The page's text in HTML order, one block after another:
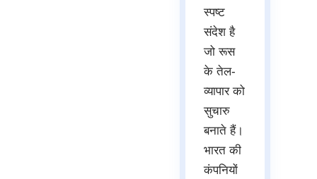
स्पष्ट
संदेश है
जो रूस
के तेल-
व्यापार को
सुचारु
बनाते हैं।
भारत की
कंपनियों